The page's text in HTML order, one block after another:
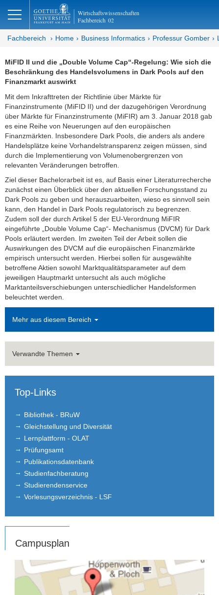
Wirtschaftswissenschaften
Fachbereich 02
Fachbereich Home Business Informatics Professur Gomber
MiFID II und die „Double Volume Cap“-Regelung: Wie sich die
Beschränkung des Handelsvolumens in Dark Pools auf den
Finanzmarkt auswirkt
Mit dem Inkrafttreten der Richtlinie über Märkte für
Finanzinstrumente (MiFID II) und der dazugehörigen Verordnung
über Märkte für Finanzinstrumente (MiFIR) am 3. Januar 2018 gab
es eine Reihe von Neuerungen auf den europäischen
Finanzmärkten. Insbesondere Dark Pools, die anders als andere
Handelsplätze keine Vorhandelstransparenz zeigen müssen, sind
durch die Implementierung von Volumenobergrenzen von
relevanten Veränderungen betroffen.
Ziel dieser Bachelorarbeit ist es, auf Basis einer Literaturrecherche
zunächst einen Überblick über den aktuellen Forschungsstand zu
Dark Pools zu geben und herauszuarbeiten, wieso es sinnvoll sein
kann, den Handel in Dark Pools regulatorisch zu begrenzen.
Zudem soll der durch Artikel 5 der EU-Verordnung MiFIR
eingeführte „Double Volume Cap“- Mechanismus (DVCM) für Dark
Pools erläutert werden. Im zweiten Teil der Arbeit sollen die
Auswirkungen des DVCM auf die europäischen Finanzmärkte
empirisch untersucht werden. Hierbei sollen für ausgewählte
betroffene Aktien sowohl Marktqualitätsparameter auf dem
jeweiligen Hauptmarkt untersucht als auch mögliche
Marktanteilsverschiebungen unterschiedlicher Handelsformen
beleuchtet werden.
Mehr aus diesem Bereich
Verwandte Themen
Top-Links
Bibliothek - BRuW
Gleichstellung und Diversität
Lernplattform - OLAT
Prüfungsamt
Publikationsdatenbank
Studienfachberatung
Studierendenservice
Vorlesungsverzeichnis - LSF
Campusplan